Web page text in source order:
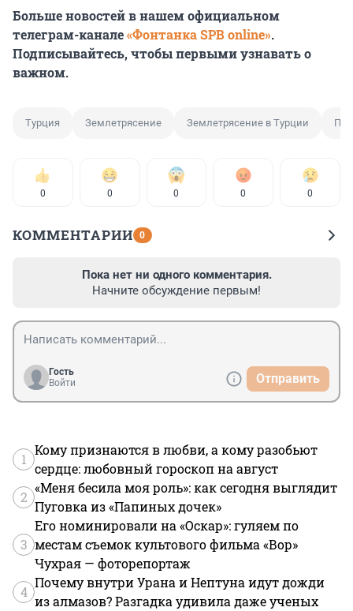
Больше новостей в нашем официальном
телеграм-канале«Фонтанка SPB online».
Подписывайтесь, чтобы первыми узнавать о
важном.
Турция Землетрясение Землетрясение в Турции
0 0 0 0 0
КОММЕНТАРИИ 0
Пока нет ни одного комментария.
Начните обсуждение первым!
Гость
Войти
Отправить
1
Кому признаются в любви, а кому разобьют
сердце: любовный гороскоп на август
2
«Меня бесила моя роль»: как сегодня выглядит
Пуговка из «Папиных дочек»
3
Его номинировали на «Оскар»: гуляем по
местам съемок культового фильма «Вор»
Чухрая — фоторепортаж
4
Почему внутри Урана и Нептуна идут дожди
из алмазов? Разгадка удивила даже ученых